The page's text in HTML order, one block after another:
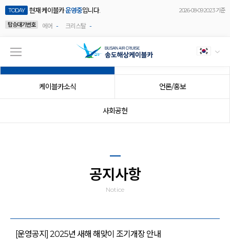
TODAY 현재 케이블카운영중입니다.
2026-08-09 20:23 기준
탑승대기번호
에어 - 크리스탈 -
케이블카소식 언론/홍보
사회공헌
공지사항
Notice
[운영공지] 2025년 새해 해맞이 조기개장 안내